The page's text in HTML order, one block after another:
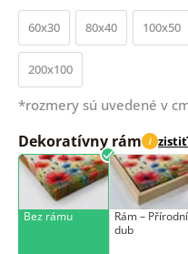
60x30 80x40 100x50
200x100
*rozmery sú uvedené v
Dekoratívny rám i
Bez rámu
Rám –⁠⁠⁠⁠⁠⁠ Přírodní
dub